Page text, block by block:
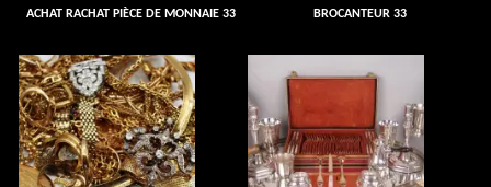
ACHAT RACHAT PIÈCE DE MONNAIE 33 BROCANTEUR 33